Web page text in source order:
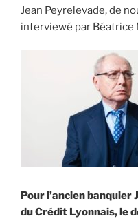
Jean Peyrelevade, de
interviewé par Béatrice
Pour l’ancien
du Crédit Lyonnais, le